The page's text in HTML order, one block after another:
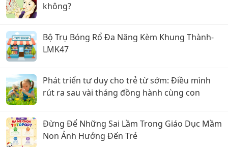
không?
Bộ Trụ Bóng Rổ Đa Năng Kèm Khung Thành-
LMK47
Phát triển tư duy cho trẻ từ sớm: Điều mình
rút ra sau vài tháng đồng hành cùng con
Đừng Để Những Sai Lầm Trong Giáo Dục Mầm
Non Ảnh Hưởng Đến Trẻ